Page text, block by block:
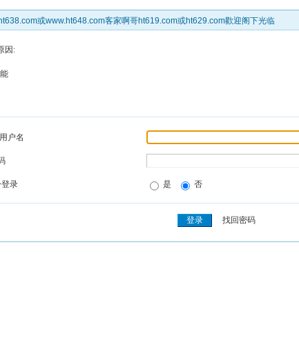
或www.ht648.com客家啊哥ht619.com或ht629.com歡迎阁下光临
因:
用户名
登录 是 否
找回密码